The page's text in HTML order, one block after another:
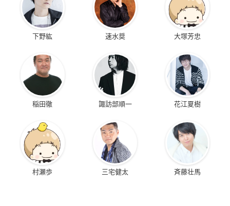
下野紘 速水奨 大塚芳忠
稲田徹 諏訪部順一 花江夏樹
村瀬歩 三宅健太 斉藤壮馬